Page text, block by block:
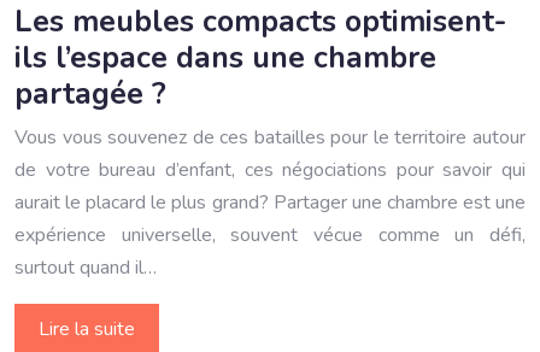
Les meubles compacts optimisent-
ils l’espace dans une chambre
partagée ?
Vous vous souvenez de ces batailles pour le territoire autour
de votre bureau d’enfant, ces négociations pour savoir qui
aurait le placard le plus grand? Partager une chambre est une
expérience universelle, souvent vécue comme un défi,
surtout quand il…
Lire la suite